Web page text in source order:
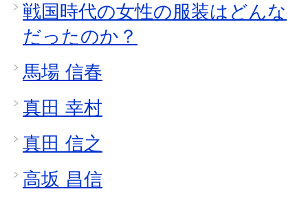
戦国時代の女性の服装はどんな
だったのか？
馬場 信春
真田 幸村
真田 信之
高坂 昌信